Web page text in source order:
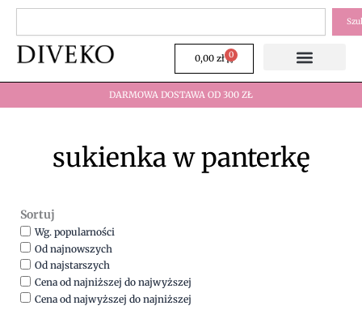
Przejdź
treści
0,00 zł 0
Wózek
DARMOWA DOSTAWA OD 300 ZŁ
sukienka w panterkę
Sortuj
Wg. popularności
Od najnowszych
Od najstarszych
Cena od najniższej do najwyższej
Cena od najwyższej do najniższej